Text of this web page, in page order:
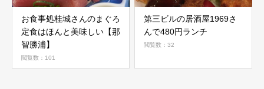
お食事処桂城さんのまぐろ
定食はほんと美味しい【那
智勝浦】
閲覧数：101
第三ビルの居酒屋1969さ
んで480円ランチ
閲覧数：32